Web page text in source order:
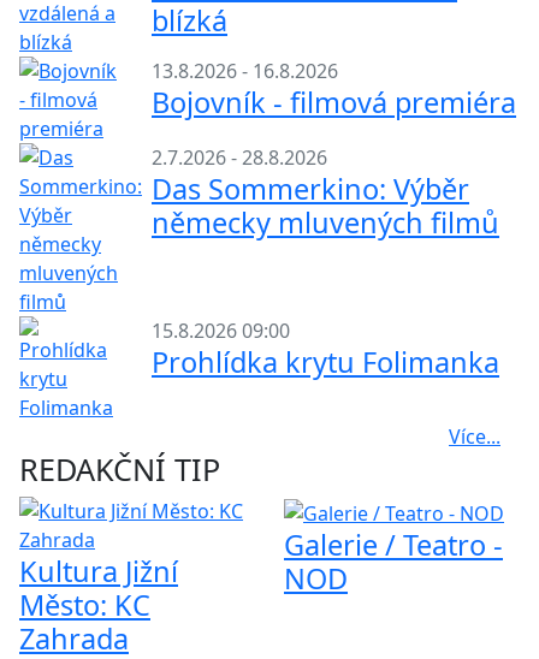
blízká
13.8.2026 - 16.8.2026
Bojovník - filmová premiéra
2.7.2026 - 28.8.2026
Das Sommerkino: Výběr
německy mluvených filmů
15.8.2026 09:00
Prohlídka krytu Folimanka
Více...
REDAKČNÍ TIP
Kultura Jižní
Město: KC
Zahrada
Galerie / Teatro -
NOD